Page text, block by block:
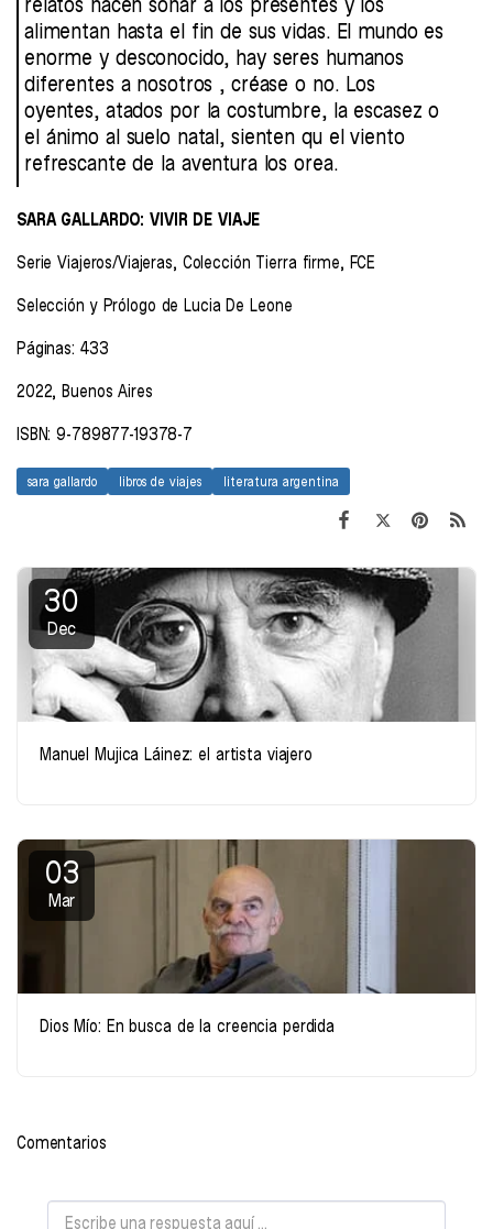
alimentan hasta el fin de sus vidas. El mundo es
enorme y desconocido, hay seres humanos
diferentes a nosotros , créase o no. Los
oyentes, atados por la costumbre, la escasez o
el ánimo al suelo natal, sienten qu el viento
refrescante de la aventura los orea.
SARA GALLARDO: VIVIR DE VIAJE
Serie Viajeros/Viajeras, Colección Tierra firme, FCE
Selección y Prólogo de Lucia De Leone
Páginas: 433
2022, Buenos Aires
ISBN: 9-789877-19378-7
sara gallardo libros de viajes literatura argentina
30
Dec
Manuel Mujica Láinez: el artista viajero
03
Mar
Dios Mío: En busca de la creencia perdida
Comentarios